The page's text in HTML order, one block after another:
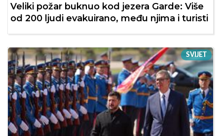
Veliki požar buknuo kod jezera Garde: Više
od 200 ljudi evakuirano, među njima i turisti
SVIJET